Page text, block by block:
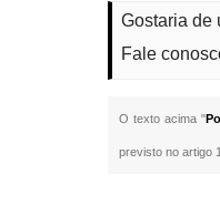
Gostaria de
Fale
O texto acima "
previsto no artigo